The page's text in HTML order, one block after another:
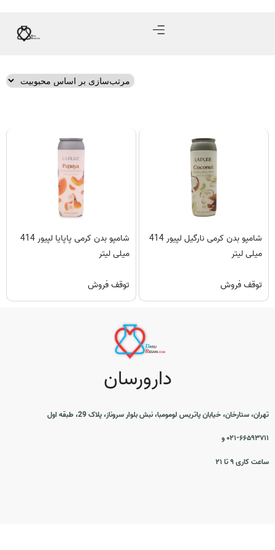
شامپو بدن کرمی نارگیل لپیور 414
میلی لیتر
توقف فروش
شامپو بدن کرمی پاپایا لپیور 414
میلی لیتر
توقف فروش
دارورسان
تهران، ستارخان، خیابان پاتریس لومومبا، نبش بلوار سروناز، پلاک 29، طبقه اول
۰۲۱-۶۶۵۹۳۷۱۱ و
ساعت کاری ۹ تا ۲۱